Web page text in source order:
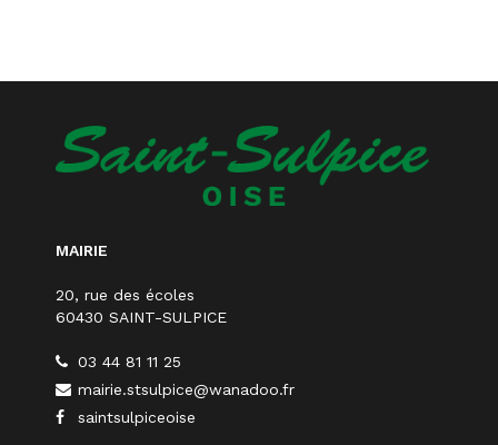
MAIRIE
20, rue des écoles
60430 SAINT-SULPICE
03 44 81 11 25
mairie.stsulpice@wanadoo.fr
saintsulpiceoise